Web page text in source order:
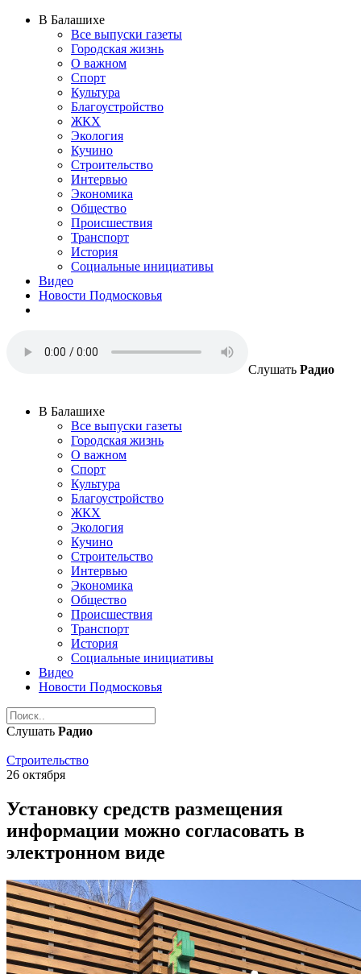
В Балашихе
Все выпуски газеты
Городская жизнь
О важном
Спорт
Культура
Благоустройство
ЖКХ
Экология
Кучино
Строительство
Интервью
Экономика
Общество
Происшествия
Транспорт
История
Социальные инициативы
Видео
Новости Подмосковья
Слушать Радио
В Балашихе
Все выпуски газеты
Городская жизнь
О важном
Спорт
Культура
Благоустройство
ЖКХ
Экология
Кучино
Строительство
Интервью
Экономика
Общество
Происшествия
Транспорт
История
Социальные инициативы
Видео
Новости Подмосковья
Слушать Радио
Строительство
26 октября
Установку средств размещения
информации можно согласовать в
электронном виде